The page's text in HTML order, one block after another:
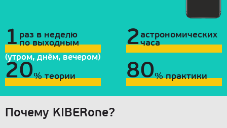
1 раз в неделю
по выходным
(утром, днём, вечером)
2 астрономических
часа
20% теории 80% практики
Почему KIBERone?